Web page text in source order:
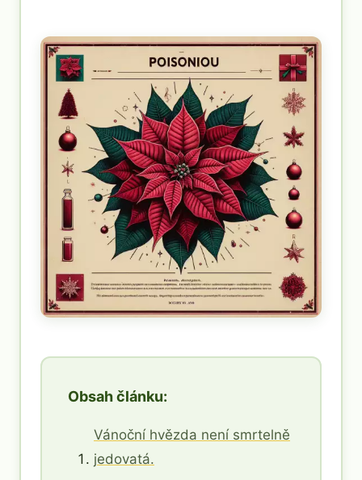
Obsah článku:
Vánoční hvězda není smrtelně
jedovatá.